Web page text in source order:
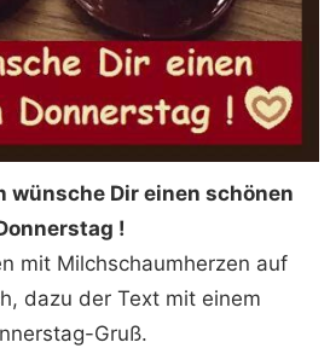
wünsche Dir einen schönen
!
mit Milchschaumherzen auf
dazu der Text mit einem
Gruß.